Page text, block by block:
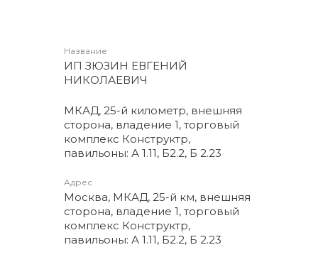
Название
ИП ЗЮЗИН ЕВГЕНИЙ
НИКОЛАЕВИЧ
МКАД, 25-й километр, внешняя
сторона, владение 1, торговый
комплекс Конструктр,
павильоны: А 1.11, Б2.2, Б 2.23
Адрес
Москва, МКАД, 25-й км, внешняя
сторона, владение 1, торговый
комплекс Конструктр,
павильоны: А 1.11, Б2.2, Б 2.23